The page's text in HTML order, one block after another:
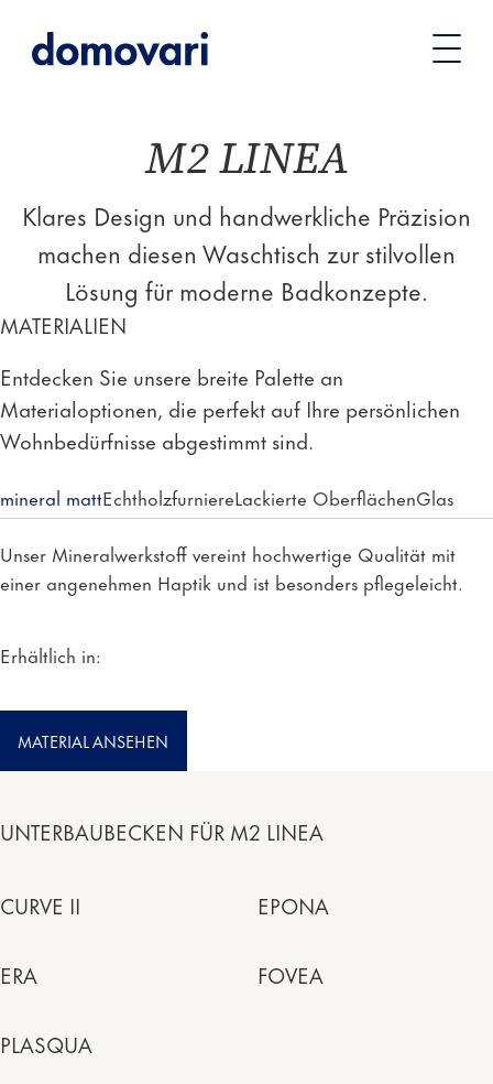
befinden
Waschtische Waschtisch Serien
Waschtisch
M2 LINEA
Klares Design und handwerkliche Präzision
machen diesen Waschtisch zur stilvollen
Lösung für moderne Badkonzepte.
MATERIALIEN
Entdecken Sie unsere breite Palette an
Materialoptionen, die perfekt auf Ihre persönlichen
Wohnbedürfnisse abgestimmt sind.
mineral mattEchtholzfurniereLackierte OberflächenGlas
Unser Mineralwerkstoff vereint hochwertige Qualität mit
einer angenehmen Haptik und ist besonders pflegeleicht.
Erhältlich in:
MATERIAL ANSEHEN
UNTERBAUBECKEN FÜR M2 LINEA
CURVE II EPONA
ERA FOVEA
PLASQUA